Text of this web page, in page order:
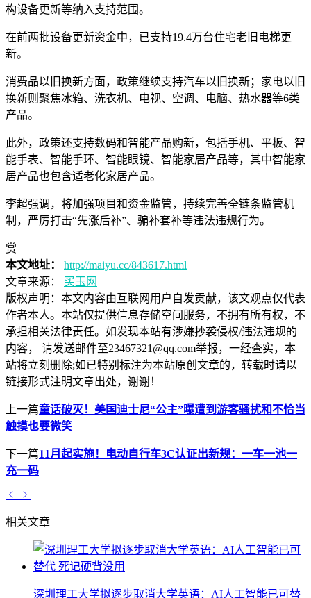
构设备更新等纳入支持范围。
在前两批设备更新资金中，已支持19.4万台住宅老旧电梯更
新。
消费品以旧换新方面，政策继续支持汽车以旧换新；家电以旧
换新则聚焦冰箱、洗衣机、电视、空调、电脑、热水器等6类
产品。
此外，政策还支持数码和智能产品购新，包括手机、平板、智
能手表、智能手环、智能眼镜、智能家居产品等，其中智能家
居产品也包含适老化家居产品。
李超强调，将加强项目和资金监管，持续完善全链条监管机
制，严厉打击“先涨后补”、骗补套补等违法违规行为。
赏
本文地址：
http://maiyu.cc/843617.html
文章来源：
买玉网
版权声明： 本文内容由互联网用户自发贡献，该文观点仅代表
作者本人。本站仅提供信息存储空间服务，不拥有所有权，不
承担相关法律责任。如发现本站有涉嫌抄袭侵权/违法违规的
内容， 请发送邮件至23467321@qq.com举报，一经查实，本
站将立刻删除;如已特别标注为本站原创文章的，转载时请以
链接形式注明文章出处，谢谢！
上一篇童话破灭！美国迪士尼“公主”曝遭到游客骚扰和不恰当
触摸也要微笑
下一篇11月起实施！电动自行车3C认证出新规：一车一池一
充一码
相关文章
深圳理工大学拟逐步取消大学英语：AI人工智能已可替